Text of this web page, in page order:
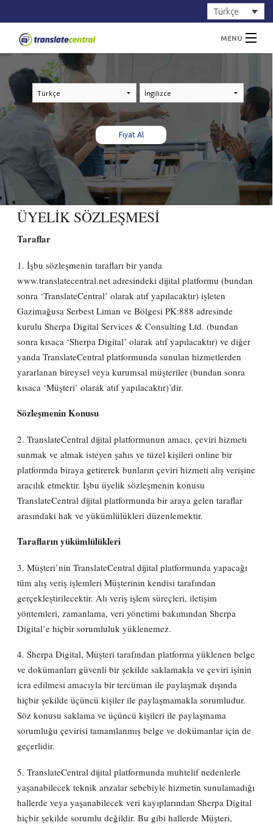
Türkçe
MENU
ANA SAYFA
HİZMETLERİMİZ
HAKKIMIZDA
İLETİŞİM
Giriş Yap Kayıt Ol Fiyat Al
Fiyat Al
ÜYELİK SÖZLEŞMESİ
Taraflar
1. İşbu sözleşmenin tarafları bir yanda
www.translatecentral.net adresindeki dijital platformu (bundan
sonra ‘TranslateCentral’ olarak atıf yapılacaktır) işleten
Gazimağusa Serbest Liman ve Bölgesi PK:888 adresinde
kurulu Sherpa Digital Services & Consulting Ltd. (bundan
sonra kısaca ‘Sherpa Digital’ olarak atıf yapılacaktır) ve diğer
yanda TranslateCentral platformunda sunulan hizmetlerden
yararlanan bireysel veya kurumsal müşteriler (bundan sonra
kısaca ‘Müşteri’ olarak atıf yapılacaktır)’dir.
Sözleşmenin Konusu
2. TranslateCentral dijital platformunun amacı, çeviri hizmeti
sunmak ve almak isteyen şahıs ve tüzel kişileri online bir
platformda biraya getirerek bunların çeviri hizmeti alış verişine
aracılık etmektir. İşbu üyelik sözleşmenin konusu
TranslateCentral dijital platformunda bir araya gelen taraflar
arasındaki hak ve yükümlülükleri düzenlemektir.
Tarafların yükümlülükleri
3. Müşteri’nin TranslateCentral dijital platformunda yapacağı
tüm alış veriş işlemleri Müşterinin kendisi tarafından
gerçekleştirilecektir. Alı veriş işlem süreçleri, iletişim
yöntemleri, zamanlama, veri yönetimi bakımından Sherpa
Digital’e hiçbir sorumluluk yüklenemez.
4. Sherpa Digital, Müşteri tarafından platforma yüklenen belge
ve dokümanları güvenli bir şekilde saklamakla ve çeviri işinin
icra edilmesi amacıyla bir tercüman ile paylaşmak dışında
hiçbir şekilde üçüncü kişiler ile paylaşmamakla sorumludur.
Söz konusu saklama ve üçüncü kişileri ile paylaşmama
sorumluğu çevirisi tamamlanmış belge ve dokümanlar için de
geçerlidir.
5. TranslateCentral dijital platformunda muhtelif nedenlerle
yaşanabilecek teknik arızalar sebebiyle hizmetin sunulamadığı
hallerde veya yaşanabilecek veri kayıplarından Sherpa Digital
hiçbir şekilde sorumlu değildir. Bu gibi hallerde Müşteri,